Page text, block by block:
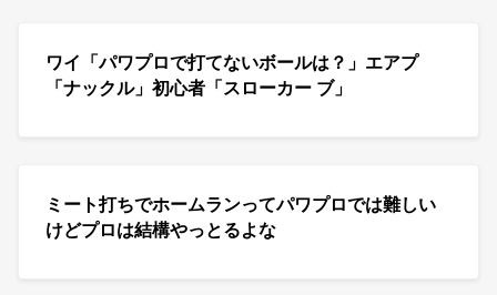
ワイ「パワプロで打てないボールは？」エアプ
「ナックル」初心者「スローカー ブ」
ミート打ちでホームランってパワプロでは難しい
けどプロは結構やっとるよな